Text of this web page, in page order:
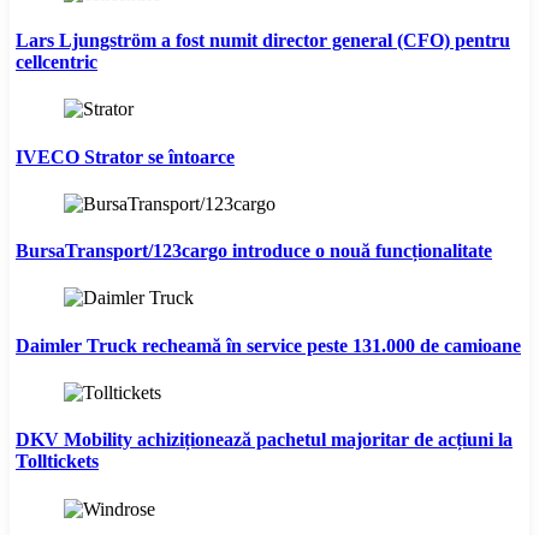
Lars Ljungström a fost numit director general (CFO) pentru
cellcentric
IVECO Strator se întoarce
BursaTransport/123cargo introduce o nouă funcționalitate
Daimler Truck recheamă în service peste 131.000 de camioane
DKV Mobility achiziționează pachetul majoritar de acțiuni la
Tolltickets